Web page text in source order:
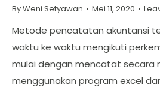
ByWeni Setyawan Mei 11, 2020
Metode pencatatan akuntansi
waktu ke waktu mengikuti
mulai dengan mencatat secara
menggunakan program excel